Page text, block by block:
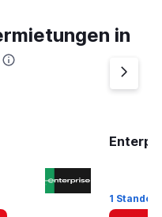
in
1 Standort